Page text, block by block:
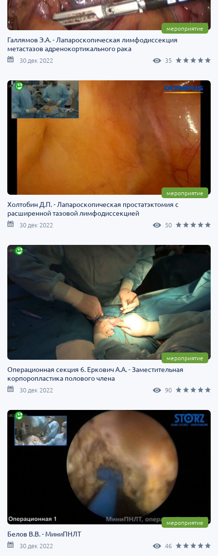
мероприятие
Галлямов Э.А. - Лапароскопическая лимфодиссекция
метастазов адренокортикального рака
30 дек 2022 35
мероприятие
Холтобин Д.П. - Лапароскопическая простатэктомия с
расширенной тазовой лимфодиссекцией
30 дек 2022 50
мероприятие
Операционная секция 6. Еркович А.А. - Заместительная
корпоропластика полового члена
30 дек 2022 90
мероприятие
Белов В.В. - МиниПНЛТ
30 дек 2022 46